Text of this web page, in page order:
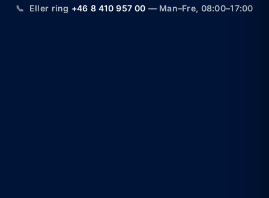
📞 Eller ring +46 8 410 957 00 — Man–Fre, 08:00–17:00